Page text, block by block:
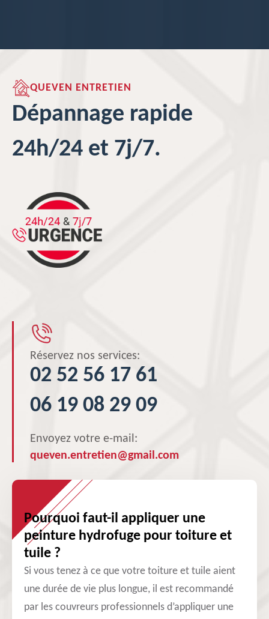
QUEVEN ENTRETIEN
Dépannage rapide
24h/24 et 7j/7.
Réservez nos services:
02 52 56 17 61
06 19 08 29 09
Envoyez votre e-mail:
queven.entretien@gmail.com
Pourquoi faut-il appliquer une
peinture hydrofuge pour toiture et
tuile ?
Si vous tenez à ce que votre toiture et tuile aient
une durée de vie plus longue, il est recommandé
par les couvreurs professionnels d’appliquer une